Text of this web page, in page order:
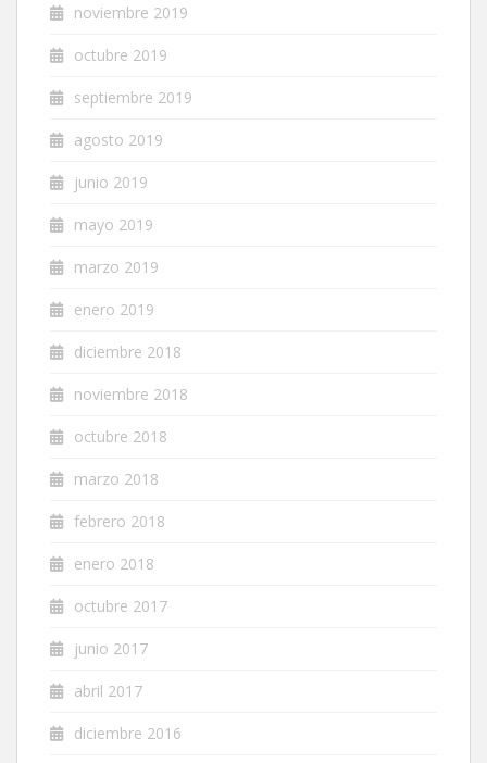
noviembre 2019
octubre 2019
septiembre 2019
agosto 2019
junio 2019
mayo 2019
marzo 2019
enero 2019
diciembre 2018
noviembre 2018
octubre 2018
marzo 2018
febrero 2018
enero 2018
octubre 2017
junio 2017
abril 2017
diciembre 2016